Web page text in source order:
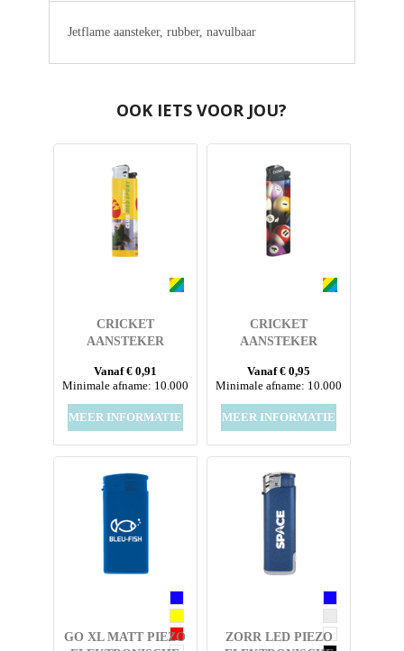
Jetflame aansteker, rubber, navulbaar
OOK IETS VOOR JOU?
CRICKET
AANSTEKER
ZILVERKLEURIGE
KAP MET ALL OVER
FULL COLOUR
Vanaf € 0,91
Minimale afname: 10.000
MEER INFORMATIE
CRICKET
AANSTEKER
KAP MET ALL OVER
FULL COLOUR
SLEEVE
Vanaf € 0,95
Minimale afname: 10.000
MEER INFORMATIE
GO XL MATT PIEZO
ZORR LED PIEZO